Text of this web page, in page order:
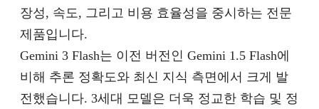
장성, 속도, 그리고 비용 효율성을 중시하는 전문
제품입니다.
Gemini 3 Flash는 이전 버전인 Gemini 1.5 Flash에
비해 추론 정확도와 최신 지식 측면에서 크게 발
전했습니다. 3세대 모델은 더욱 정교한 학습 및 정